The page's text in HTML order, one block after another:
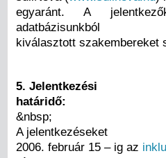
egyaránt. A
adatbázisunkból
kiválasztott szakembereket
5. Jelentkezési
határidő:
&nbsp;
A jelentkezéseket
2006. február 15 – ig az